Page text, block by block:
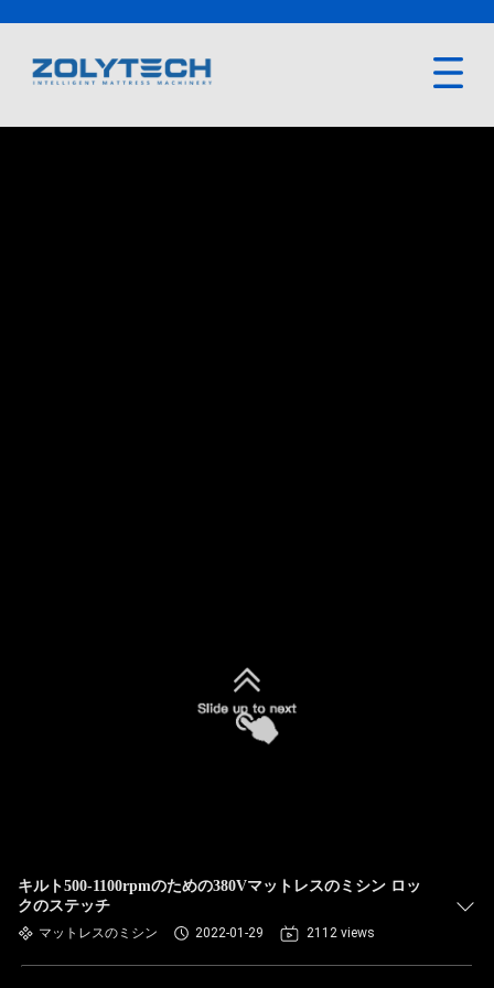
キルト500-1100rpmのための380Vマットレスのミシン ロッ
クのステッチ
マットレスのミシン 2022-01-29 2112 views